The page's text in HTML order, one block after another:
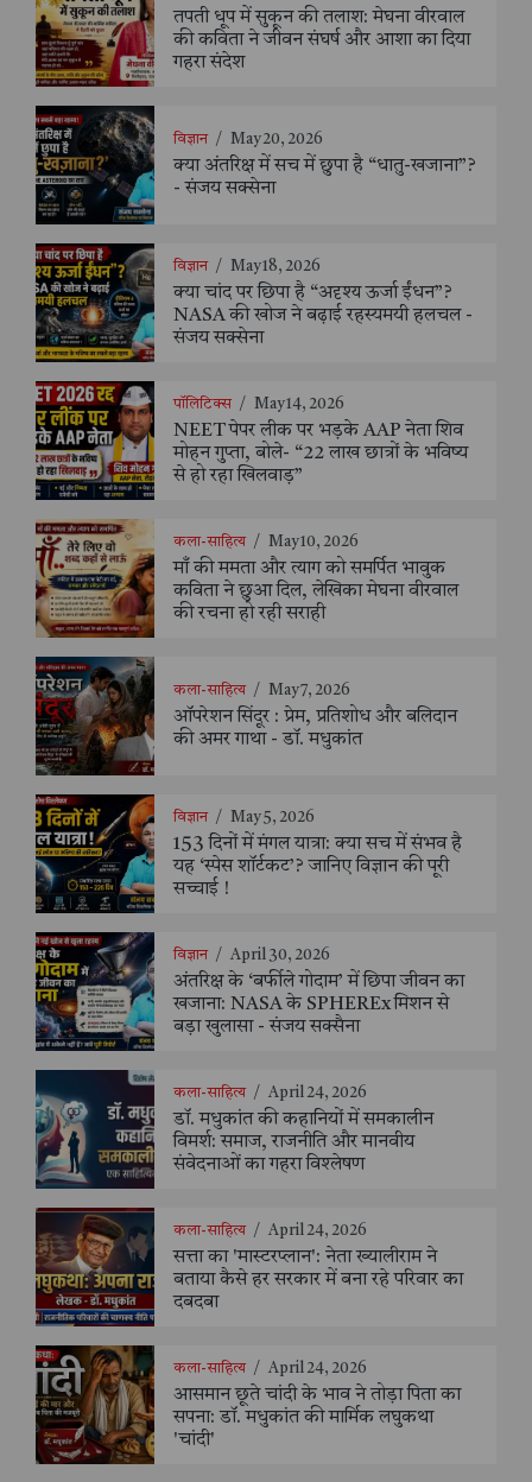
तपती धूप में सुकून की तलाश: मेघना वीरवाल
की कविता ने जीवन संघर्ष और आशा का दिया
गहरा संदेश
विज्ञान / May 20, 2026
क्या अंतरिक्ष में सच में छुपा है “धातु-खजाना”?
- संजय सक्सेना
विज्ञान / May 18, 2026
क्या चांद पर छिपा है “अदृश्य ऊर्जा ईंधन”?
NASA की खोज ने बढ़ाई रहस्यमयी हलचल -
संजय सक्सेना
पॉलिटिक्स / May 14, 2026
NEET पेपर लीक पर भड़के AAP नेता शिव
मोहन गुप्ता, बोले- “22 लाख छात्रों के भविष्य
से हो रहा खिलवाड़”
कला-साहित्य / May 10, 2026
माँ की ममता और त्याग को समर्पित भावुक
कविता ने छुआ दिल, लेखिका मेघना वीरवाल
की रचना हो रही सराही
कला-साहित्य / May 7, 2026
ऑपरेशन सिंदूर : प्रेम, प्रतिशोध और बलिदान
की अमर गाथा - डॉ. मधुकांत
विज्ञान / May 5, 2026
153 दिनों में मंगल यात्रा: क्या सच में संभव है
यह ‘स्पेस शॉर्टकट’? जानिए विज्ञान की पूरी
सच्चाई !
विज्ञान / April 30, 2026
अंतरिक्ष के ‘बर्फीले गोदाम’ में छिपा जीवन का
खजाना: NASA के SPHEREx मिशन से
बड़ा खुलासा - संजय सक्सैना
कला-साहित्य / April 24, 2026
डॉ. मधुकांत की कहानियों में समकालीन
विमर्श: समाज, राजनीति और मानवीय
संवेदनाओं का गहरा विश्लेषण
कला-साहित्य / April 24, 2026
सत्ता का 'मास्टरप्लान': नेता ख्यालीराम ने
बताया कैसे हर सरकार में बना रहे परिवार का
दबदबा
कला-साहित्य / April 24, 2026
आसमान छूते चांदी के भाव ने तोड़ा पिता का
सपना: डॉ. मधुकांत की मार्मिक लघुकथा
'चांदी'